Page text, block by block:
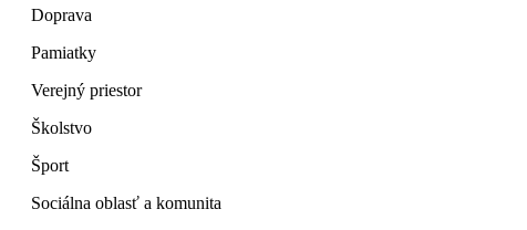
Doprava
Pamiatky
Verejný priestor
Školstvo
Šport
Sociálna oblasť a komunita